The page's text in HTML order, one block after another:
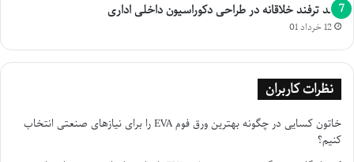
چند ترفند خلاقانه در طراحی دکوراسیون داخلی اداری
12 خرداد 01
نظرات کاربران
خاتون کسایی در
چگونه بهترین ورق فوم EVA را برای نیازهای صنعتی انتخاب
کنیم؟